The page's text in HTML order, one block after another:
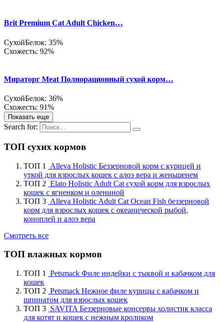
Brit Premium Cat Adult Chicken…
СухойБелок: 35%
Схожесть: 92%
Мираторг Meat Полнорационный сухой корм…
СухойБелок: 36%
Схожесть: 91%
Показать еще
Search for:
ТОП сухих кормов
ТОП 1
Alleva Holistic Беззерновой корм с курицей и
уткой для взрослых кошек с алоэ вера и женьшенем
ТОП 2 Elato Holistic Adult Cat сухой корм для взрослых
кошек с ягненком и олениной
ТОП 3 Alleva Holistic Adult Cat Ocean Fish беззерновой
корм для взрослых кошек с океанической рыбой,
коноплей и алоэ вера
Смотреть все
ТОП влажных кормов
ТОП 1
Petsmack Филе индейки с тыквой и кабачком для
кошек
ТОП 2 Petsmack Нежное филе курицы с кабачком и
шпинатом для взрослых кошек
ТОП 3 SAVITA Беззерновые консервы холистик класса
для котят и кошек с нежным кроликом